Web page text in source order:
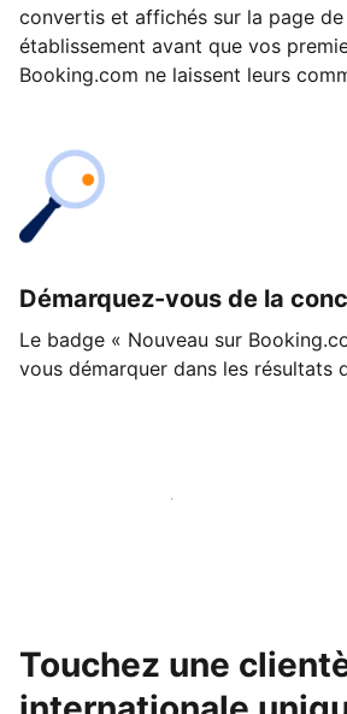
convertis et affichés sur la page
établissement avant que vos
Booking.com ne laissent leurs
Démarquez-vous de la
Le badge « Nouveau sur
vous démarquer dans les résultats
Lancez-vous dès aujourd'hui
Touchez une